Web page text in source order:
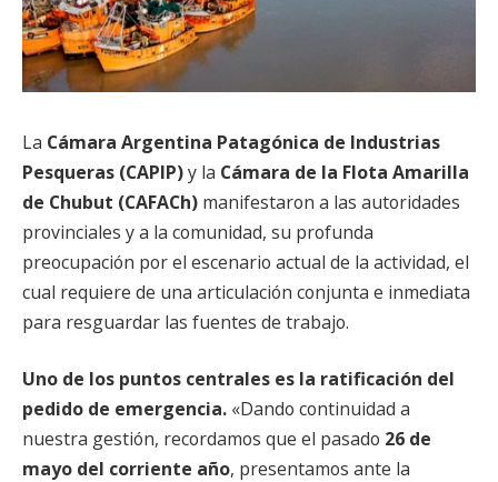
La Cámara Argentina Patagónica de Industrias
Pesqueras (CAPIP)y la Cámara de la Flota Amarilla
de Chubut (CAFACh) manifestaron a las autoridades
provinciales y a la comunidad, su profunda
preocupación por el escenario actual de la actividad, el
cual requiere de una articulación conjunta e inmediata
para resguardar las fuentes de trabajo.
Uno de los puntos centrales es la ratificación del
pedido de emergencia. «Dando continuidad a
nuestra gestión, recordamos que el pasado 26 de
mayo del corriente año, presentamos ante la